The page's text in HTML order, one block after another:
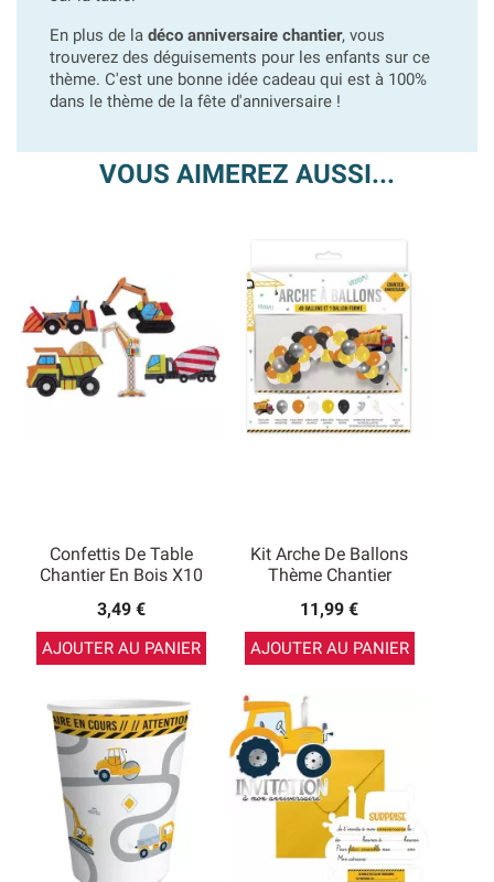
En plus de la déco anniversaire chantier, vous
trouverez des déguisements pour les enfants sur ce
thème. C'est une bonne idée cadeau qui est à 100%
dans le thème de la fête d'anniversaire !
VOUS AIMEREZ AUSSI...
Confettis De Table
Chantier En Bois X10
3,49 €
AJOUTER AU PANIER
Kit Arche De Ballons
Thème Chantier
11,99 €
AJOUTER AU PANIER